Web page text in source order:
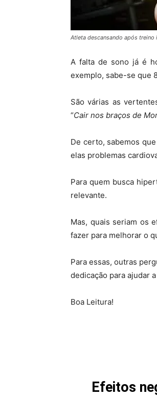
Atleta descansando após treino
A falta de sono já é
exemplo, sabe-se que
São várias as
“Cair nos braços de
De certo, sabemos
elas problemas
Para quem busca
relevante.
Mas, quais seriam os
fazer para melhorar o
Para essas, outras
dedicação para ajudar
Boa Leitura!
Efeitos